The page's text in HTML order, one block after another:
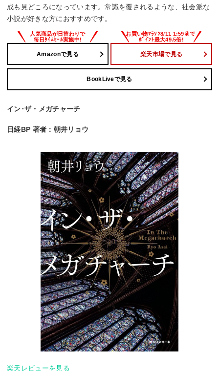
成も見どころになっています。常識を覆されるような、社会派な
小説が好きな方におすすめです。
Amazonで見る 楽天市場で見る
BookLiveで見る
イン･ザ・メガチャーチ
日経BP 著者：朝井リョウ
楽天レビューを見る